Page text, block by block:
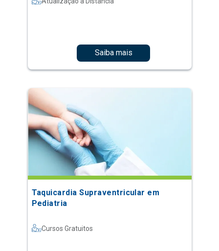
Saiba mais
Taquicardia Supraventricular em
Pediatria
Cursos Gratuitos